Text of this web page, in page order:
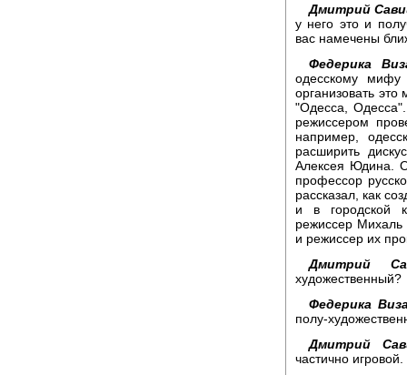
Дмитрий
у него это и
вас намечены
Федерика
одесскому
организовать
"Одесса,
режиссером
например,
расширить
Алексея Юдина.
профессор
рассказал, как
и в городской
режиссер
и режиссер их
Дмитрий
художественный?
Федерика
полу-
Дмитрий
частично игровой.